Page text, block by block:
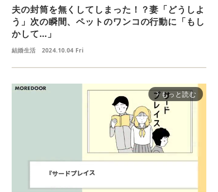
夫の封筒を無くしてしまった！？妻「どうしよ
う」次の瞬間、ペットのワンコの行動に「もし
かして…」
結婚生活 2024.10.04 Fri
arrow_forward_ios もっと読む